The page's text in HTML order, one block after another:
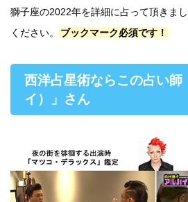
獅子座の2022年を詳細に占って頂きま
ください。
ブックマーク必須です！
西洋占星術ならこの占い
イ）」さん